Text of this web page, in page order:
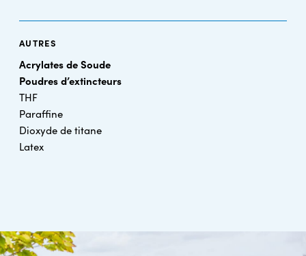
AUTRES
Acrylates de Soude
Poudres d’extincteurs
THF
Paraffine
Dioxyde de titane
Latex